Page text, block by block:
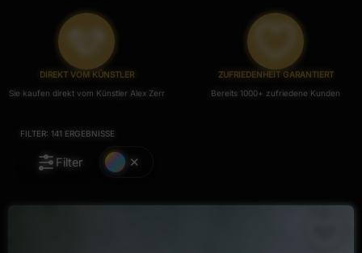
DIREKT VOM KÜNSTLER
Sie kaufen direkt vom Künstler Alex Zerr
ZUFRIEDENHEIT GARANTIERT
Bereits 1000+ zufriedene Kunden
FILTER: 141 ERGEBNISSE
Filter